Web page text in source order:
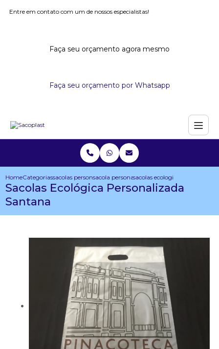
Entre em contato com um de nossos especialistas!
Faça seu orçamento agora mesmo
Faça seu orçamento por Whatsapp
HomeCategoriassacolas personalizadassacola personalizada com dobra no fundo
sacolas ecologica
Sacolas Ecológica Personalizada
Santana